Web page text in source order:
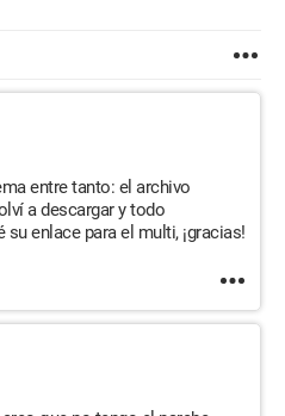
entre tanto: el archivo
a descargar y todo
enlace para el multi, ¡gracias!